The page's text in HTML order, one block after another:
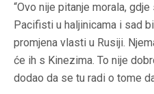
“Ovo nije pitanje morala,
Pacifisti u haljinicama i sad
promjena vlasti u Rusiji.
će ih s Kinezima. To nije
dodao da se tu radi o tome